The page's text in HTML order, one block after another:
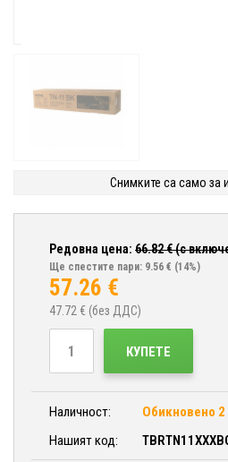
Снимките са само за
Редовна цена: 66.82€ (с
Ще спестите пари: 9.56 € (14%)
57.26 €
47.72 € (без ДДС)
КУПЕТЕ
Наличност:
Обикновено
Нашият код: